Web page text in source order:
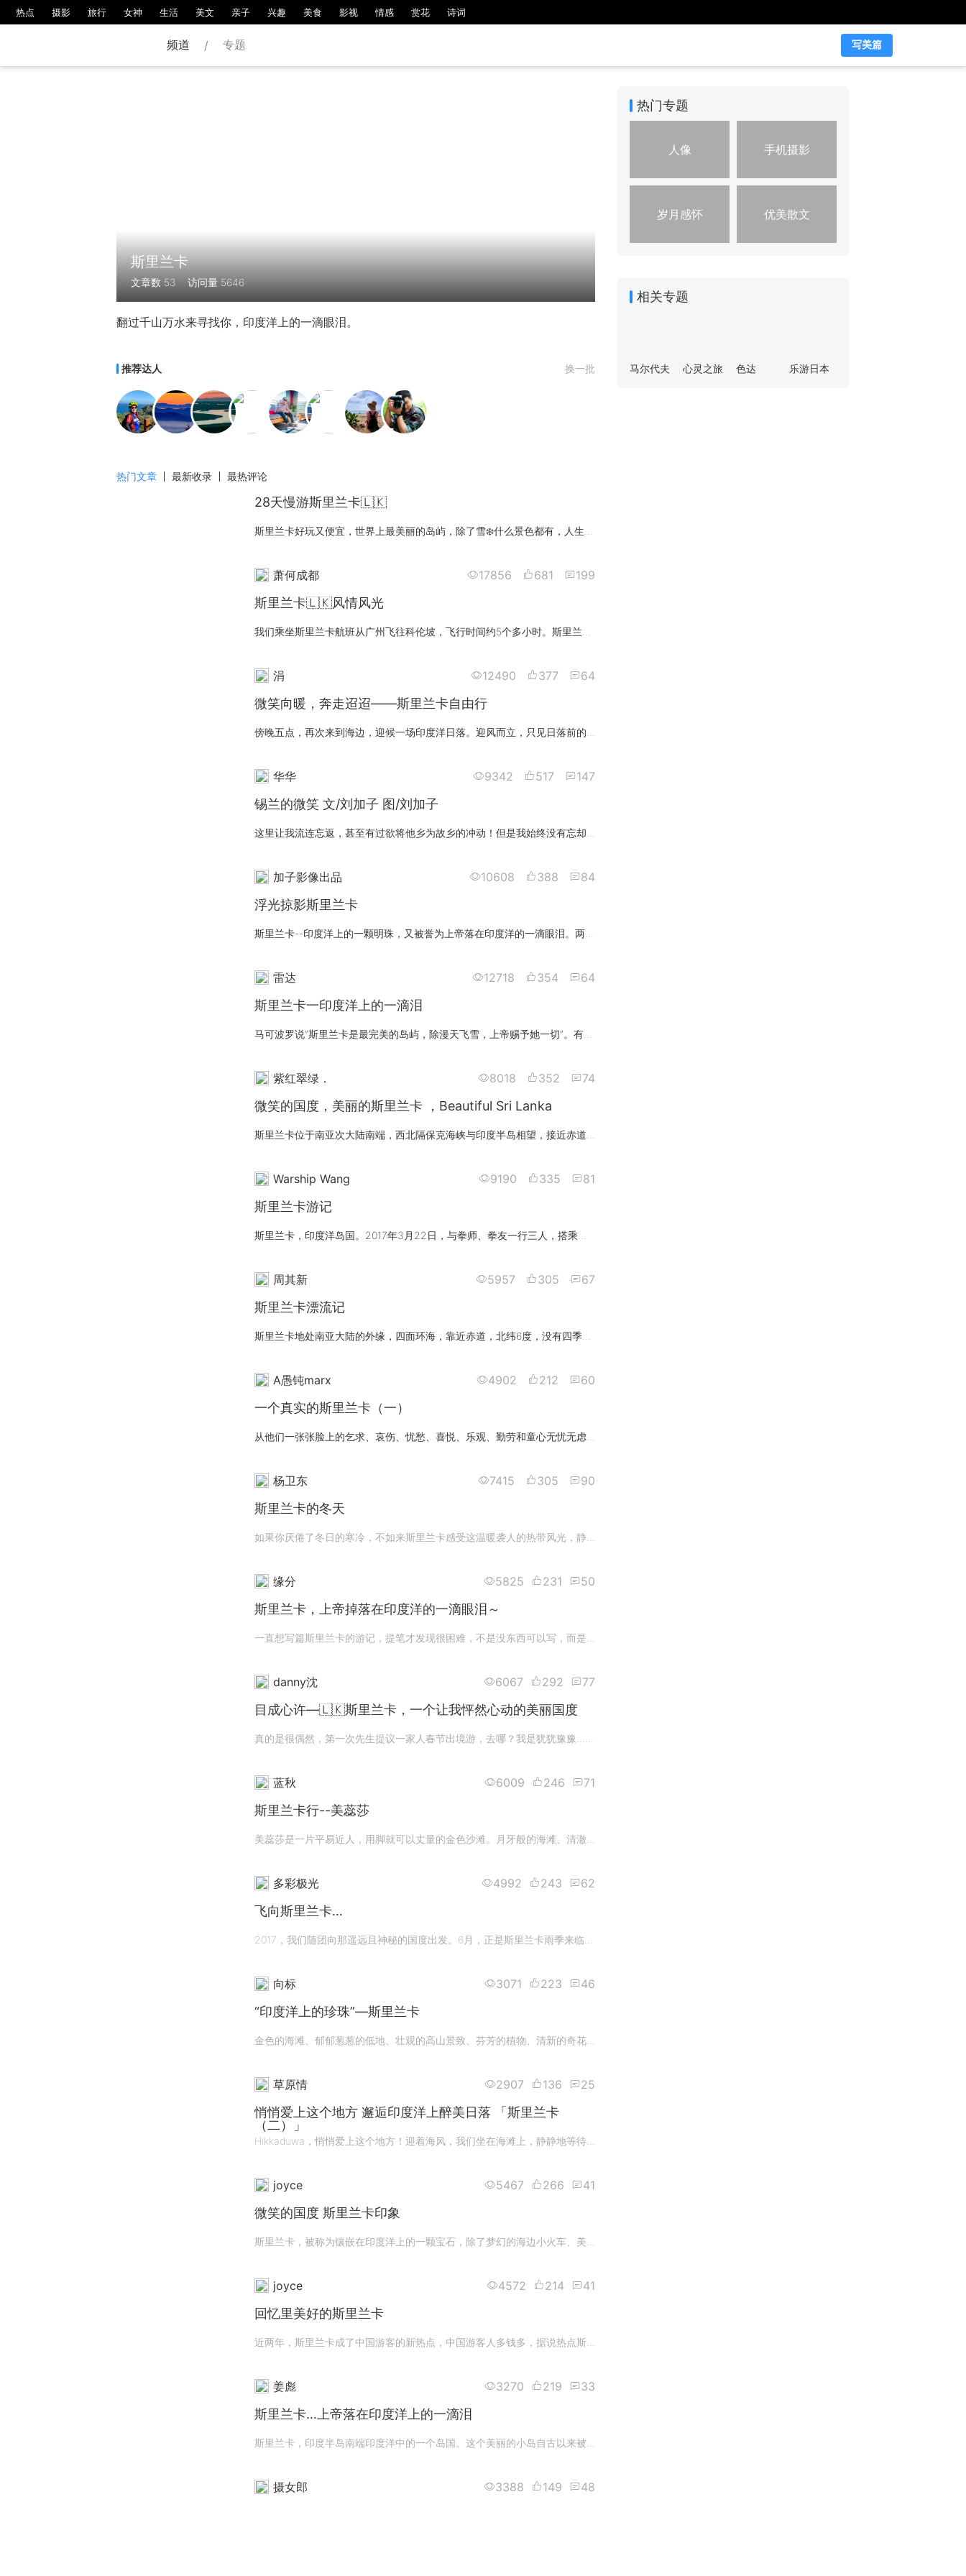
热点 摄影 旅行 女神 生活 美文 亲子 兴趣 美食 影视 情感 赏花 诗词
频道 / 专题 写美篇
斯里兰卡
文章数 53 访问量 5646
翻过千山万水来寻找你，印度洋上的一滴眼泪。
推荐达人 换一批
热门文章 最新收录 最热评论
28天慢游斯里兰卡🇱🇰
17856 681 199
萧何成都
斯里兰卡🇱🇰风情风光
12490 377 64
涓
微笑向暖，奔走迢迢——斯里兰卡自由行
9342 517 147
华华
锡兰的微笑 文/刘加子 图/刘加子
10608 388 84
加子影像出品
浮光掠影斯里兰卡
12718 354 64
雷达
斯里兰卡一印度洋上的一滴泪
8018 352 74
紫红翠绿．
微笑的国度，美丽的斯里兰卡 ，Beautiful Sri Lanka
9190 335 81
Warship Wang
斯里兰卡游记
5957 305 67
周其新
斯里兰卡漂流记
4902 212 60
A愚钝marx
一个真实的斯里兰卡（一）
7415 305 90
杨卫东
斯里兰卡的冬天
5825 231 50
缘分
斯里兰卡，上帝掉落在印度洋的一滴眼泪～
6067 292 77
danny沈
目成心许—🇱🇰斯里兰卡，一个让我怦然心动的美丽国度
6009 246 71
蓝秋
斯里兰卡行--美蕊莎
4992 243 62
多彩极光
飞向斯里兰卡…
3071 223 46
向标
“印度洋上的珍珠”—斯里兰卡
2907 136 25
草原情
悄悄爱上这个地方 邂逅印度洋上醉美日落 「斯里兰卡
（二）」
5467 266 41
joyce
微笑的国度 斯里兰卡印象
4572 214 41
joyce
回忆里美好的斯里兰卡
3270 219 33
姜彪
斯里兰卡…上帝落在印度洋上的一滴泪
3388 149 48
摄女郎
热门专题
人像 手机摄影
岁月感怀 优美散文
相关专题
马尔代夫 心灵之旅 色达 乐游日本